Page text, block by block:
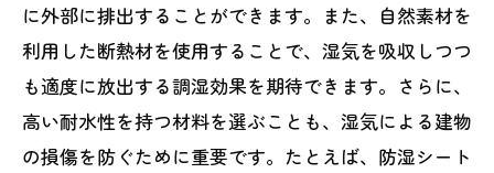
に外部に排出することができます。また、自然素材を
利用した断熱材を使用することで、湿気を吸収しつつ
も適度に放出する調湿効果を期待できます。さらに、
高い耐水性を持つ材料を選ぶことも、湿気による建物
の損傷を防ぐために重要です。たとえば、防湿シート